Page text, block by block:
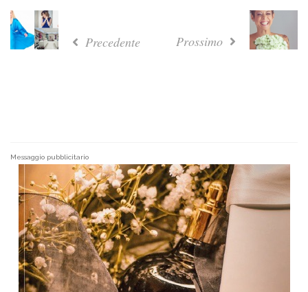
Precedente Prossimo
Messaggio pubblicitario